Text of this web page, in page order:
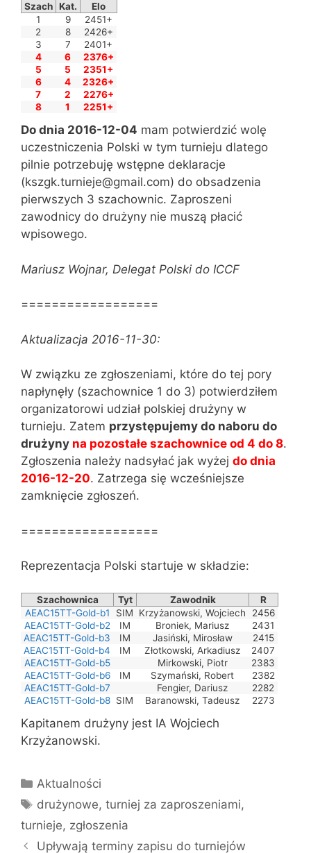
Szach Kat.
Elo
1
9
2451+
2
8
2426+
3
7
2401+
4
6
2376+
5
5
2351+
6
4
2326+
7
2
2276+
8
1 2251+
Do dnia 2016-12-04 mam potwierdzić wolę
uczestniczenia Polski w tym turnieju dlatego
pilnie potrzebuję wstępne deklaracje
(kszgk.turnieje@gmail.com) do obsadzenia
pierwszych 3 szachownic. Zaproszeni
zawodnicy do drużyny nie muszą płacić
wpisowego.
Mariusz Wojnar, Delegat Polski do ICCF
==================
Aktualizacja 2016-11-30:
W związku ze zgłoszeniami, które do tej pory
napłynęły (szachownice 1 do 3) potwierdziłem
organizatorowi udział polskiej drużyny w
turnieju. Zatem przystępujemy do naboru do
drużyny na pozostałe szachownice od 4 do 8.
Zgłoszenia należy nadsyłać jak wyżej do dnia
2016-12-20. Zatrzega się wcześniejsze
zamknięcie zgłoszeń.
==================
Reprezentacja Polski startuje w składzie:
Szachownica Tyt Zawodnik
R
AEAC15TT-Gold-b1
SIM Krzyżanowski, Wojciech
2456
AEAC15TT-Gold-b2
IM Broniek, Mariusz
2431
AEAC15TT-Gold-b3
IM Jasiński, Mirosław
2415
AEAC15TT-Gold-b4
IM Złotkowski, Arkadiusz
2407
AEAC15TT-Gold-b5
Mirkowski, Piotr
2383
AEAC15TT-Gold-b6
IM Szymański, Robert
2382
AEAC15TT-Gold-b7
Fengier, Dariusz
2282
AEAC15TT-Gold-b8 SIM Baranowski, Tadeusz 2273
Kapitanem drużyny jest IA Wojciech
Krzyżanowski.
Kategorie
Aktualności
Tagi
drużynowe,turniej za zaproszeniami,
turnieje, zgłoszenia
Upływają terminy zapisu do turniejów